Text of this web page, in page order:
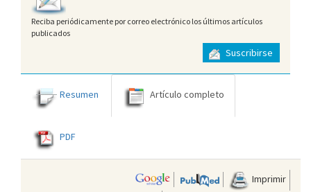
Reciba periódicamente por correo electrónico los últimos artículos
publicados
Suscribirse
Resumen Artículo completo
PDF
Imprimir